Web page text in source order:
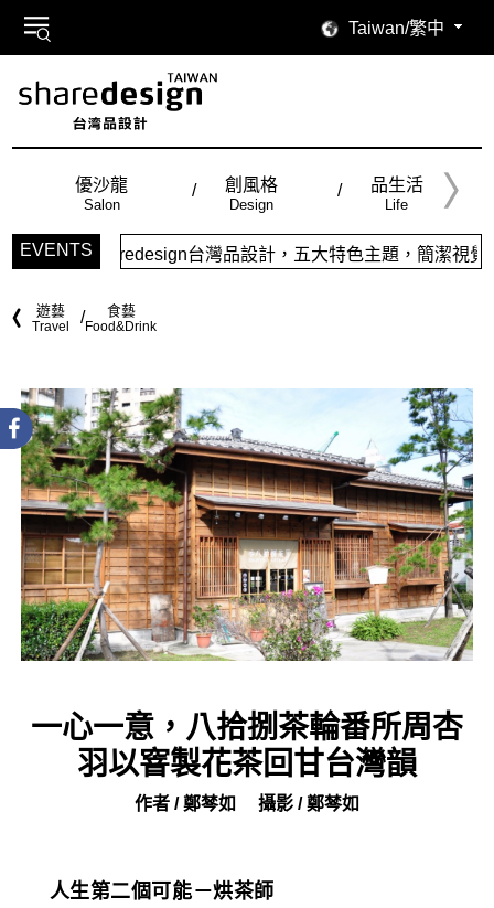
Taiwan/繁中
優沙龍
Salon
創風格
Design
品生活
Life
EVENTS
品設計，五大特色主題，簡潔視覺配色，帶給你最舒適的閱
遊藝
Travel
食藝
Food&Drink
一心一意，八拾捌茶輪番所周杏
羽以窨製花茶回甘台灣韻
作者 / 鄭棽如 攝影 / 鄭棽如
人生第二個可能－烘茶師